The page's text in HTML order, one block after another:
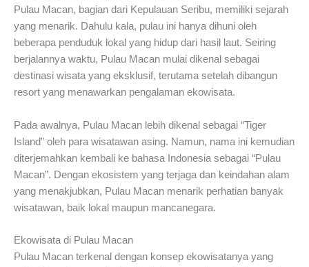
Pulau Macan, bagian dari Kepulauan Seribu, memiliki sejarah
yang menarik. Dahulu kala, pulau ini hanya dihuni oleh
beberapa penduduk lokal yang hidup dari hasil laut. Seiring
berjalannya waktu, Pulau Macan mulai dikenal sebagai
destinasi wisata yang eksklusif, terutama setelah dibangun
resort yang menawarkan pengalaman ekowisata.
Pada awalnya, Pulau Macan lebih dikenal sebagai “Tiger
Island” oleh para wisatawan asing. Namun, nama ini kemudian
diterjemahkan kembali ke bahasa Indonesia sebagai “Pulau
Macan”. Dengan ekosistem yang terjaga dan keindahan alam
yang menakjubkan, Pulau Macan menarik perhatian banyak
wisatawan, baik lokal maupun mancanegara.
Ekowisata di Pulau Macan
Pulau Macan terkenal dengan konsep ekowisatanya yang